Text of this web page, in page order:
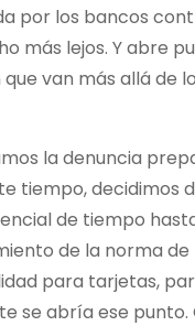
por los bancos
más lejos. Y abre
van más allá de
la denuncia
tiempo, decidimos
de tiempo
de la norma de
para tarjetas,
se abría ese punto.